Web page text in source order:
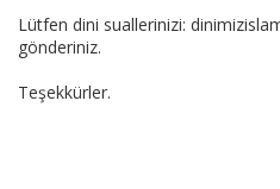
Lütfen dini suallerinizi:
gönderiniz.
Teşekkürler.